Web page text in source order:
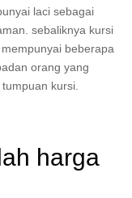
laci sebagai
sebaliknya kursi
beberapa
orang yang
kursi.
harga